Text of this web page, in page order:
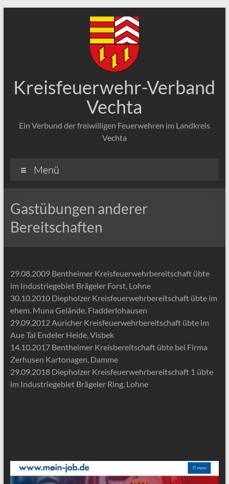
Kreisfeuerwehr-Verband
Vechta
Ein Verbund der freiwilligen Feuerwehren im Landkreis
Vechta
Menü
Gastübungen anderer
Bereitschaften
29.08.2009 Bentheimer Kreisfeuerwehrbereitschaft übte
im Industriegebiet Brägeler Forst, Lohne
30.10.2010 Diepholzer Kreisfeuerwehrbereitschaft übte im
ehem. Muna Gelände, Fladderlohausen
29.09.2012 Auricher Kreisfeuerwehrbereitschaft übte im
Aue Tal Endeler Heide, Visbek
14.10.2017 Bentheimer Kreisbereitschaft übte bei Firma
Zerhusen Kartonagen, Damme
29.09.2018 Diepholzer Kreisfeuerwehrbereitschaft 1 übte
im Industriegebiet Brägeler Ring, Lohne